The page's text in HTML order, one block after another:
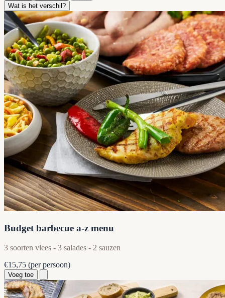
Wat is het verschil?
Budget barbecue a-z menu
3 soorten vlees - 3 salades - 2 sauzen
€15,75 (per persoon)
Voeg toe